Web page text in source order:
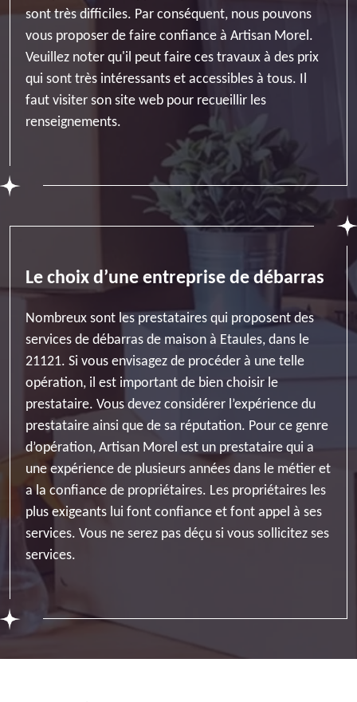
sont très difficiles. Par conséquent, nous pouvons
vous proposer de faire confiance à Artisan Morel.
Veuillez noter qu'il peut faire ces travaux à des prix
qui sont très intéressants et accessibles à tous. Il
faut visiter son site web pour recueillir les
renseignements.
Le choix d’une entreprise de débarras
Nombreux sont les prestataires qui proposent des
services de débarras de maison à Etaules, dans le
21121. Si vous envisagez de procéder à une telle
opération, il est important de bien choisir le
prestataire. Vous devez considérer l’expérience du
prestataire ainsi que de sa réputation. Pour ce genre
d’opération, Artisan Morel est un prestataire qui a
une expérience de plusieurs années dans le métier et
a la confiance de propriétaires. Les propriétaires les
plus exigeants lui font confiance et font appel à ses
services. Vous ne serez pas déçu si vous sollicitez ses
services.